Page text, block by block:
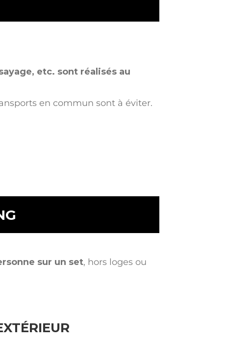
etc. sont réalisés au
en commun sont à éviter.
sur un set, hors loges ou